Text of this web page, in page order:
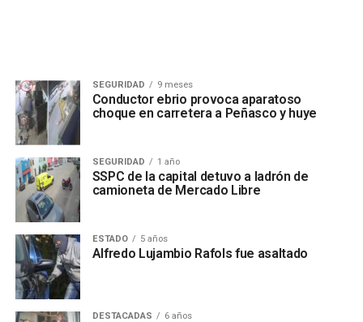
SEGURIDAD 9 meses
Conductor ebrio provoca aparatoso
choque en carretera a Peñasco y huye
SEGURIDAD 1 año
SSPC de la capital detuvo a ladrón de
camioneta de Mercado Libre
ESTADO 5 años
Alfredo Lujambio Rafols fue asaltado
DESTACADAS 6 años